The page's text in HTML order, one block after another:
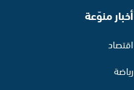
أخبار منوّعة
اقتصاد
رياضة